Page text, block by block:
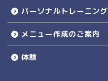
パーソナルトレーニング
メニュー作成のご案内
体験